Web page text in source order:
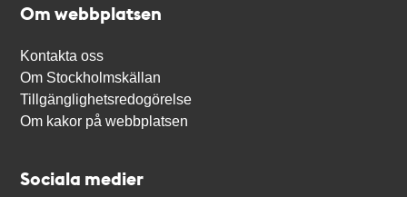
Om webbplatsen
Kontakta oss
Om Stockholmskällan
Tillgänglighetsredogörelse
Om kakor på webbplatsen
Sociala medier